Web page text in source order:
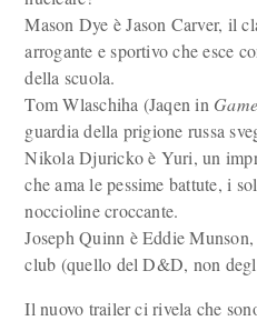
Mason Dye è Jason Carver, il
arrogante e sportivo che esce
della scuola.
Tom Wlaschiha (Jaqen in
guardia della prigione russa
Nikola Djuricko è Yuri, un
che ama le pessime battute, i
noccioline croccante.
Joseph Quinn è Eddie
club (quello del D&D, non
Il nuovo trailer ci rivela che